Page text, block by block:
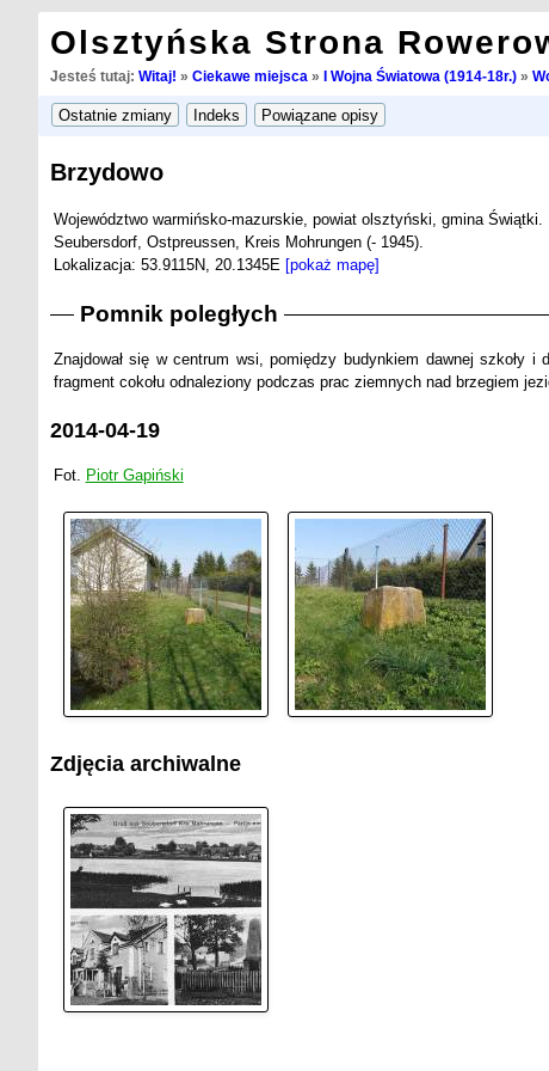
Olsztyńska Strona
Jesteś tutaj: Witaj! » Ciekawe miejsca » I Wojna Światowa (1914-18r.)»
Brzydowo
Województwo warmińsko-mazurskie, powiat olsztyński, gmina Świątki.
Seubersdorf, Ostpreussen, Kreis Mohrungen (- 1945).
Lokalizacja: 53.9115N, 20.1345E [pokaż mapę]
Pomnik poległych
Znajdował się w centrum wsi, pomiędzy budynkiem dawnej szkoły i
fragment cokołu odnaleziony podczas prac ziemnych nad brzegiem
2014-04-19
Fot. Piotr Gapiński
Zdjęcia archiwalne